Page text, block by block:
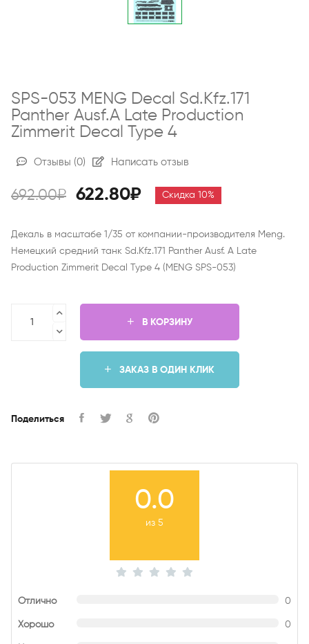
SPS-053 MENG Decal Sd.Kfz.171
Panther Ausf.A Late Production
Zimmerit Decal Type 4
Отзывы (0) Написать отзыв
692.00₽ 622.80₽ Скидка 10%
Декаль в масштабе 1/35 от компании-производителя Meng.
Немецкий средний танк Sd.Kfz.171 Panther Ausf. A Late
Production Zimmerit Decal Type 4 (MENG SPS-053)
В КОРЗИНУ
ЗАКАЗ В ОДИН КЛИК
Поделиться
0.0
из 5
Отлично 0
Хорошо 0